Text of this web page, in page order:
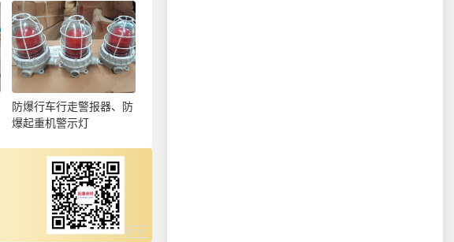
防爆行车行走警报器、防
爆起重机警示灯